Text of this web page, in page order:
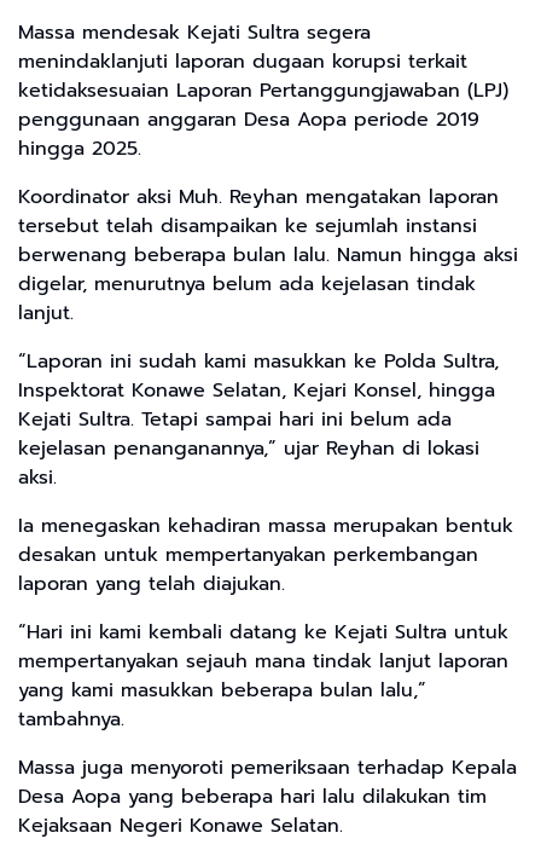
Massa mendesak Kejati Sultra segera
menindaklanjuti laporan dugaan korupsi terkait
ketidaksesuaian Laporan Pertanggungjawaban (LPJ)
penggunaan anggaran Desa Aopa periode 2019
hingga 2025.
Koordinator aksi Muh. Reyhan mengatakan laporan
tersebut telah disampaikan ke sejumlah instansi
berwenang beberapa bulan lalu. Namun hingga aksi
digelar, menurutnya belum ada kejelasan tindak
lanjut.
“Laporan ini sudah kami masukkan ke Polda Sultra,
Inspektorat Konawe Selatan, Kejari Konsel, hingga
Kejati Sultra. Tetapi sampai hari ini belum ada
kejelasan penanganannya,” ujar Reyhan di lokasi
aksi.
Ia menegaskan kehadiran massa merupakan bentuk
desakan untuk mempertanyakan perkembangan
laporan yang telah diajukan.
“Hari ini kami kembali datang ke Kejati Sultra untuk
mempertanyakan sejauh mana tindak lanjut laporan
yang kami masukkan beberapa bulan lalu,”
tambahnya.
Massa juga menyoroti pemeriksaan terhadap Kepala
Desa Aopa yang beberapa hari lalu dilakukan tim
Kejaksaan Negeri Konawe Selatan.